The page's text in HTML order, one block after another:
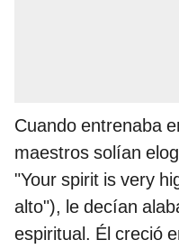
Cuando entrenaba
maestros solían
"Your spirit is very
alto"), le decían
espiritual. Él creció